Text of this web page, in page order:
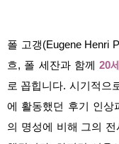
폴 고갱(Eugene Henri
흐, 폴 세잔과 함께20
로 꼽힙니다. 시기적으
에 활동했던 후기 인상
의 명성에 비해 그의